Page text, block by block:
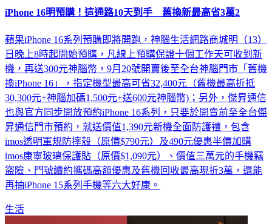
日晚上8時起開始預購，凡線上預購保證十個工作天可收到新
機，再送300元神腦幣，9月20號開賣後至全台神腦門市「舊機
換iPhone 16」，指定機型最高可省32,400元（舊機最高折抵
30,300元+神腦加碼1,500元+送600元神腦幣)；另外，傑昇通信
也與官方同步開放預約iPhone 16系列，只要於開賣前至全台傑
昇通信門市預約，就送價值1,390元新機全面防護禮，包含
imos透明軍規防摔殼（原價$790元）及490元優惠半價加購
imos康寧玻璃保護貼（原價$1,090元）、價值三萬元的手機竊
盜險、門號續約攜碼高額優惠及舊機回收最高現折3萬，還能
再抽iPhone 15系列手機等六大好康。